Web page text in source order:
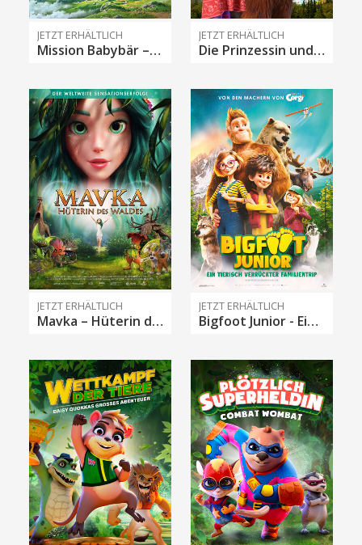
JETZT ERHÄLTLICH
Mission Babybär – Eine tierische Tour
JETZT ERHÄLTLICH
Die Prinzessin und das Biest
JETZT ERHÄLTLICH
Mavka – Hüterin des Waldes
JETZT ERHÄLTLICH
Bigfoot Junior - Ein tierisch verrückter Familientrip